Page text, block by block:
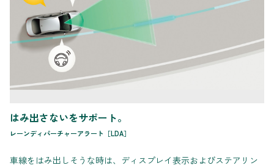
はみ出さないをサポート。
レーンディパーチャーアラート［LDA］
車線をはみ出しそうな時は、ディスプレイ表示およびステアリン